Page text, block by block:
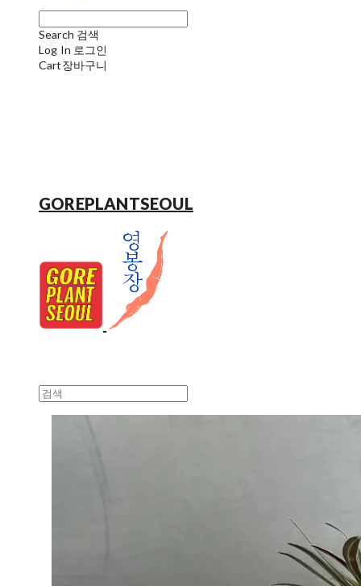
Search 검색
Log In 로그인
Cart장바구니
GOREPLANTSEOUL